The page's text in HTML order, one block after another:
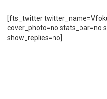
[fts_twitter
cover_photo=no stats_bar=no
show_replies=no]